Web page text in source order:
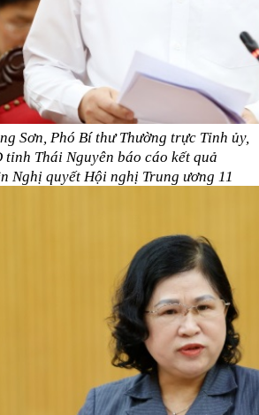
Sơn, Phó Bí thư Thường trực Tỉnh ủy,
Thái Nguyên báo cáo kết quả
Nghị quyết Hội nghị Trung ương 11